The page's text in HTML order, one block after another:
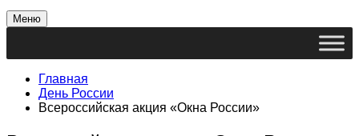
Меню
Главная
День России
Всероссийская акция «Окна России»